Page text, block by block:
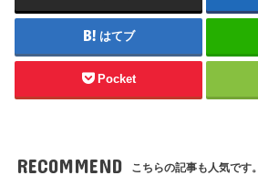
はてブ
Pocket
RECOMMEND こちらの記事も人気です。